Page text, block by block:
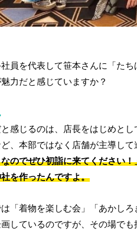
員を代表して笹本さんに「た
力だと感じていますか？
感じるのは、店長をはじめと
、本部ではなく店舗が主導し
のでぜひ初詣に来てください
を作ったんですよ。
は「着物を楽しむ会」「あかし
しているのですが、その場で